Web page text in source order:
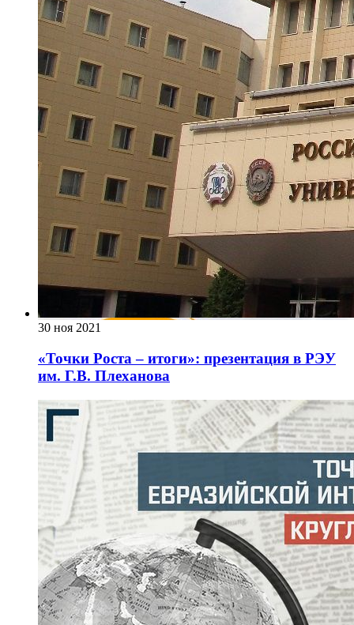
30 ноя 2021
«Точки Роста – итоги»: презентация в РЭУ
им. Г.В. Плеханова